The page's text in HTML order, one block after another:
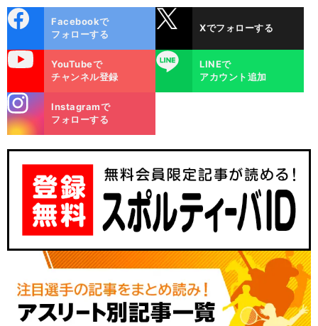
ok
Facebookで
フォローする
Xでフォローする
YouTubeで
チャンネル登録
LINE
LINEで
アカウント追加
m
Instagramで
フォローする